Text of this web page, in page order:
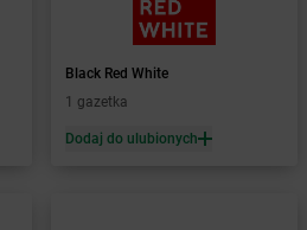
Black Red White
1 gazetka
Dodaj do ulubionych